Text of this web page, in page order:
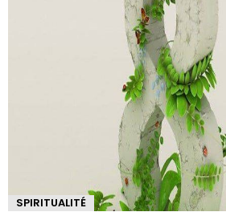
SPIRITUALITÉ